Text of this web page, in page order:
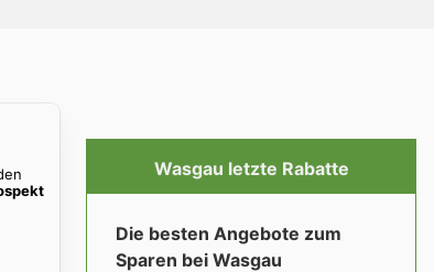
Wasgau letzte Rabatte
Die besten Angebote zum
Sparen bei Wasgau